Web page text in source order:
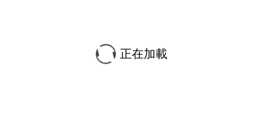
正在加載